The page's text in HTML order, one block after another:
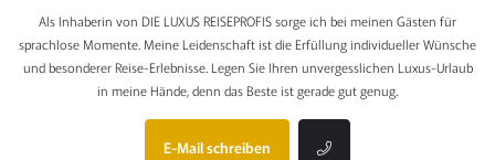
Als Inhaberin von DIE LUXUS REISEPROFIS sorge ich bei meinen Gästen für
sprachlose Momente. Meine Leidenschaft ist die Erfüllung individueller Wünsche
und besonderer Reise-Erlebnisse. Legen Sie Ihren unvergesslichen Luxus-Urlaub
in meine Hände, denn das Beste ist gerade gut genug.
E-Mail schreiben